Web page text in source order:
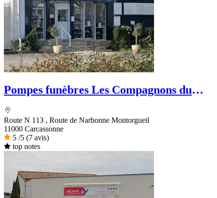
Pompes funèbres Les Compagnons du
Route N 113 , Route de Narbonne Montorgueil
11000 Carcassonne
5 /5 (7 avis)
top notes